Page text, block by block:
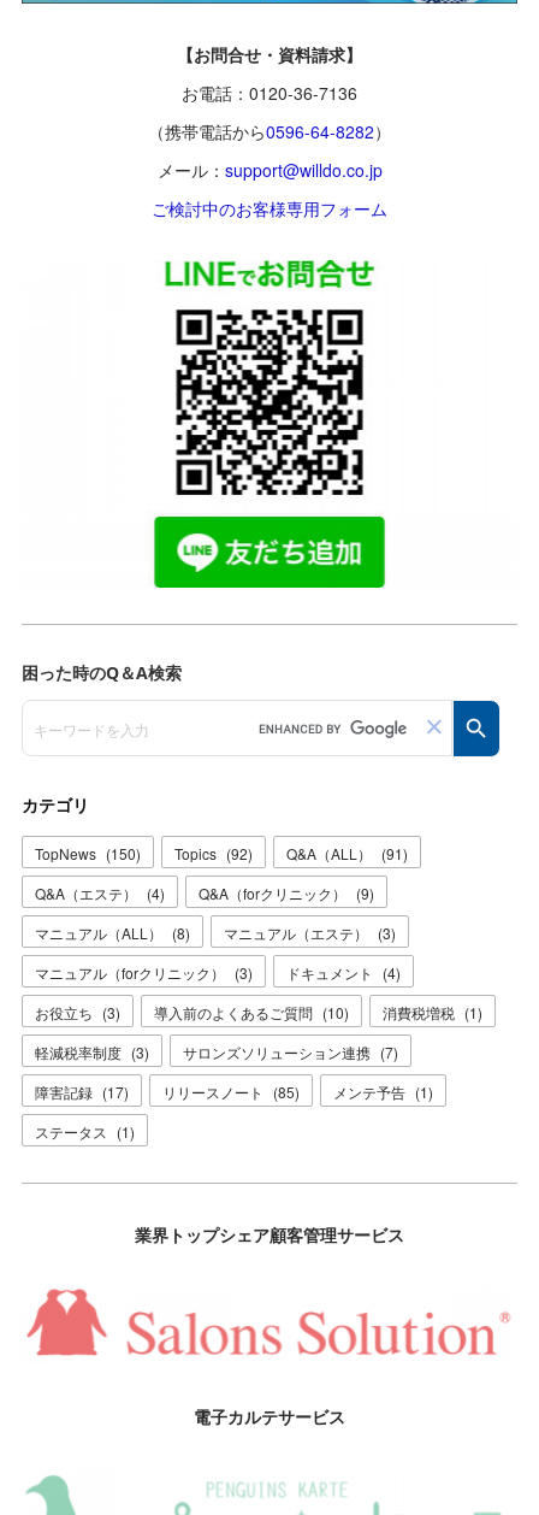
【お問合せ・資料請求】
お電話：0120-36-7136
（携帯電話から0596-64-8282）
メール： support@willdo.co.jp
ご検討中のお客様専用フォーム
カテゴリ
TopNews (150) Topics (92) Q&A（ALL） (91)
Q&A（エステ）
(4) Q&A（forクリニック） (9)
マニュアル（ALL）
(8) マニュアル（エステ） (3)
マニュアル（forクリニック）
(3) ドキュメント (4)
お役立ち (3) 導入前のよくあるご質問 (10) 消費税増税 (1)
軽減税率制度 (3) サロンズソリューション連携 (7)
障害記録 (17) リリースノート (85) メンテ予告 (1)
ステータス (1)
業界トップシェア顧客管理サービス
電子カルテサービス